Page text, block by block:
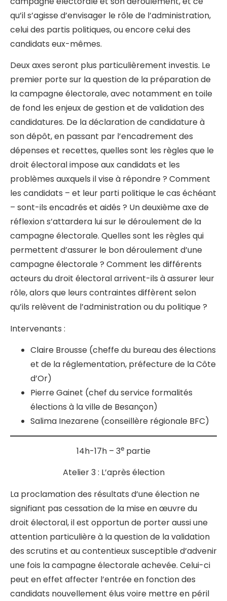
qu’il s’agisse d’envisager le rôle de l’administration,
celui des partis politiques, ou encore celui des
candidats eux-mêmes.
Deux axes seront plus particulièrement investis. Le
premier porte sur la question de la préparation de
la campagne électorale, avec notamment en toile
de fond les enjeux de gestion et de validation des
candidatures. De la déclaration de candidature à
son dépôt, en passant par l’encadrement des
dépenses et recettes, quelles sont les règles que le
droit électoral impose aux candidats et les
problèmes auxquels il vise à répondre ? Comment
les candidats – et leur parti politique le cas échéant
– sont-ils encadrés et aidés ? Un deuxième axe de
réflexion s’attardera lui sur le déroulement de la
campagne électorale. Quelles sont les règles qui
permettent d’assurer le bon déroulement d’une
campagne électorale ? Comment les différents
acteurs du droit électoral arrivent-ils à assurer leur
rôle, alors que leurs contraintes diffèrent selon
qu’ils relèvent de l’administration ou du politique ?
Intervenants :
Claire Brousse (cheffe du bureau des élections
et de la réglementation, préfecture de la Côte
d’Or)
Pierre Gainet (chef du service formalités
élections à la ville de Besançon)
Salima Inezarene (conseillère régionale BFC)
14h-17h – 3e partie
Atelier 3 : L’après élection
La proclamation des résultats d’une élection ne
signifiant pas cessation de la mise en œuvre du
droit électoral, il est opportun de porter aussi une
attention particulière à la question de la validation
des scrutins et au contentieux susceptible d’advenir
une fois la campagne électorale achevée. Celui-ci
peut en effet affecter l’entrée en fonction des
candidats nouvellement élus voire mettre en péril